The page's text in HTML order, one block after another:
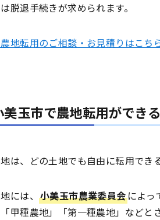
脱退手続きが求められます。
地転用のご相談・お見積りはこち
美玉市で農地転用ができ
は、どの土地でも自由に転用でき
には、 小美玉市農業委員会によっ
甲種農地」「第一種農地」などと